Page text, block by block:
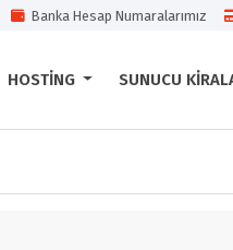
Banka Hesap Numaralarımız
HOSTING SUNUCU